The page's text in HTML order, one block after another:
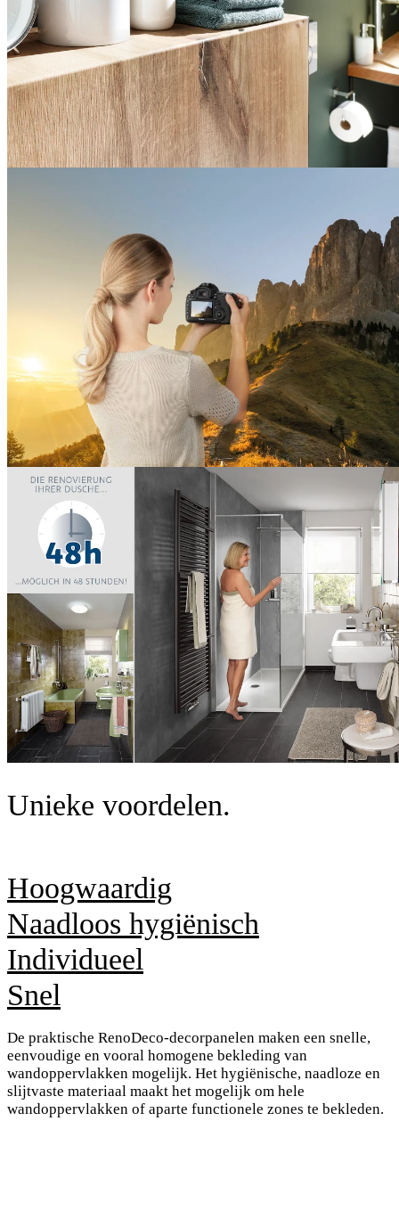
Unieke voordelen.
Hoogwaardig
De praktische RenoDeco-decorpanelen maken een snelle,
eenvoudige en vooral homogene bekleding van
wandoppervlakken mogelijk. Het hygiënische, naadloze en
slijtvaste materiaal maakt het mogelijk om hele
wandoppervlakken of aparte functionele zones te bekleden.
Naadloos hygiënisch
Individueel
Snel